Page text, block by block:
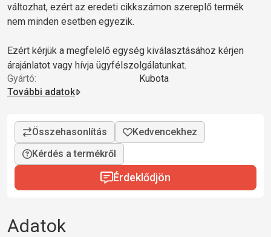
változhat, ezért az eredeti cikkszámon szereplő termék
nem minden esetben egyezik.
Ezért kérjük a megfelelő egység kiválasztásához kérjen
árajánlatot vagy hívja ügyfélszolgálatunkat.
Gyártó:
Kubota
További adatok
Kérdés a termékről
Érdeklődjön
Adatok